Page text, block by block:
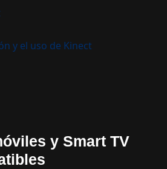
y el uso de Kinect
y Smart TV